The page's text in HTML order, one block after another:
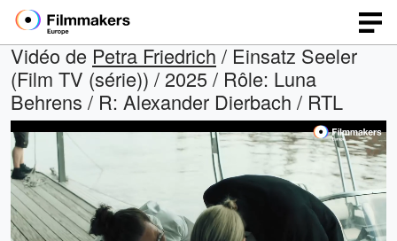
Vidéo de Petra Friedrich / Einsatz Seeler
(Film TV (série)) / 2025 / Rôle: Luna
Behrens / R: Alexander Dierbach / RTL